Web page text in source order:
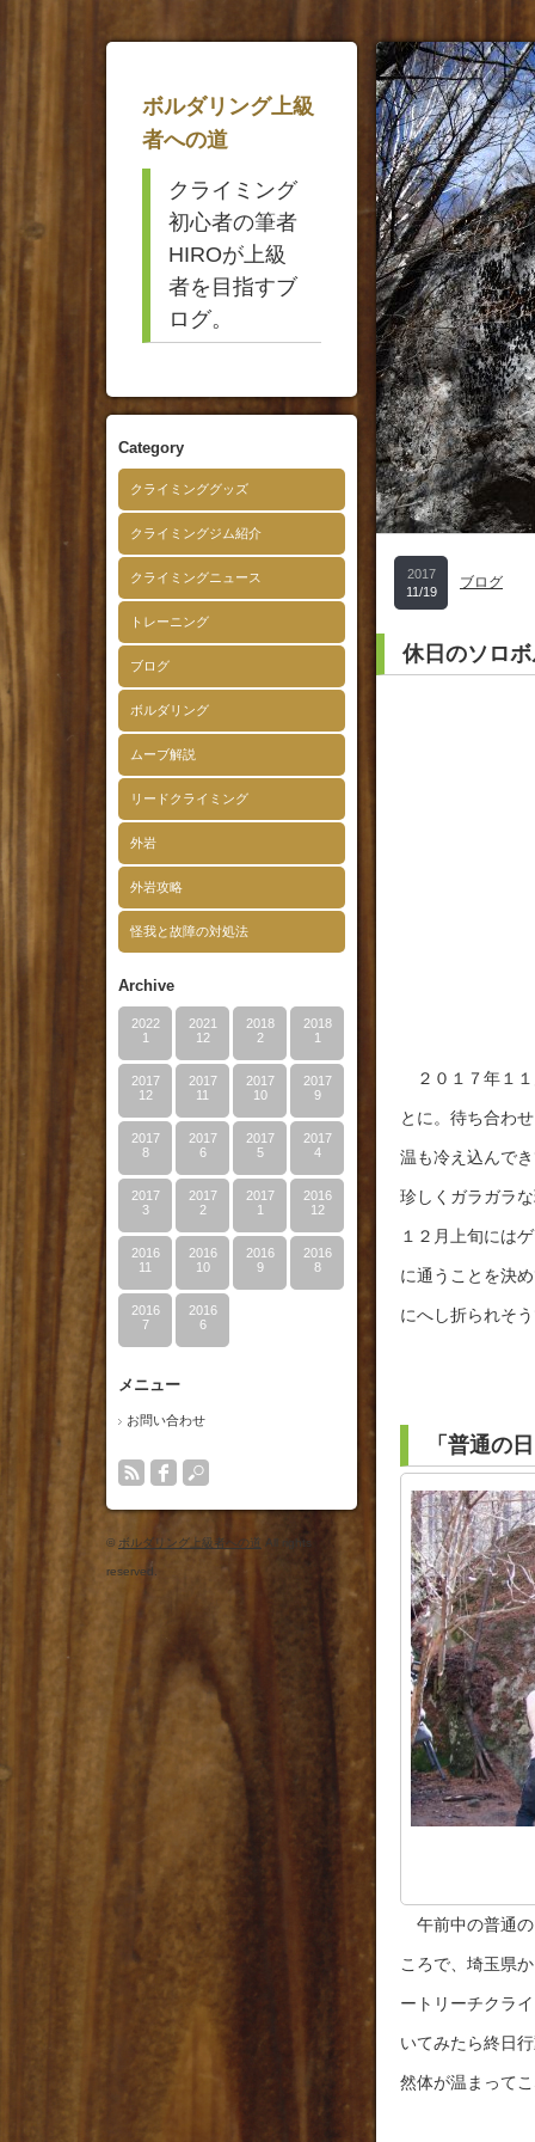
ボルダリング上級
者への道
クライミング
初心者の筆者
HIROが上級
者を目指すブ
ログ。
Category
クライミンググッズ
クライミングジム紹介
クライミングニュース
トレーニング
ブログ
ボルダリング
ムーブ解説
リードクライミング
外岩
外岩攻略
怪我と故障の対処法
Archive
2022
1
2021
12
2018
2
2018
1
2017
12
2017
11
2017
10
2017
9
2017
8
2017
6
2017
5
2017
4
2017
3
2017
2
2017
1
2016
12
2016
11
2016
10
2016
9
2016
8
2016
7
2016
6
メニュー
お問い合わせ
© ボルダリング上級者への道 All rights
reserved.
2017
11/19
ブログ
休日のソロ
２０１７年１１
とに。待ち合わ
温も冷え込んで
珍しくガラガラ
１２月上旬には
に通うことを決
にへし折られそ
「普通の
午前中の普通の
ころで、埼玉県
ートリーチクラ
いてみたら終日
然体が温まって